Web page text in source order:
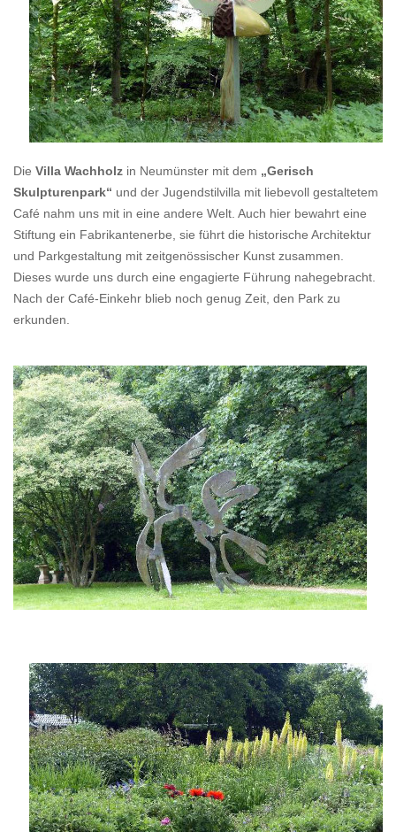
Die Villa Wachholz in Neumünster mit dem „Gerisch
Skulpturenpark“ und der Jugendstilvilla mit liebevoll gestaltetem
Café nahm uns mit in eine andere Welt. Auch hier bewahrt eine
Stiftung ein Fabrikantenerbe, sie führt die historische Architektur
und Parkgestaltung mit zeitgenössischer Kunst zusammen.
Dieses wurde uns durch eine engagierte Führung nahegebracht.
Nach der Café-Einkehr blieb noch genug Zeit, den Park zu
erkunden.